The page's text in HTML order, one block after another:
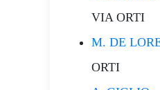
VIA ORTI
M. DE
ORTI